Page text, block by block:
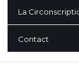
La
Contact